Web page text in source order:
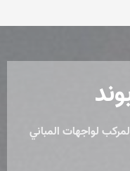
لواجهات المباني